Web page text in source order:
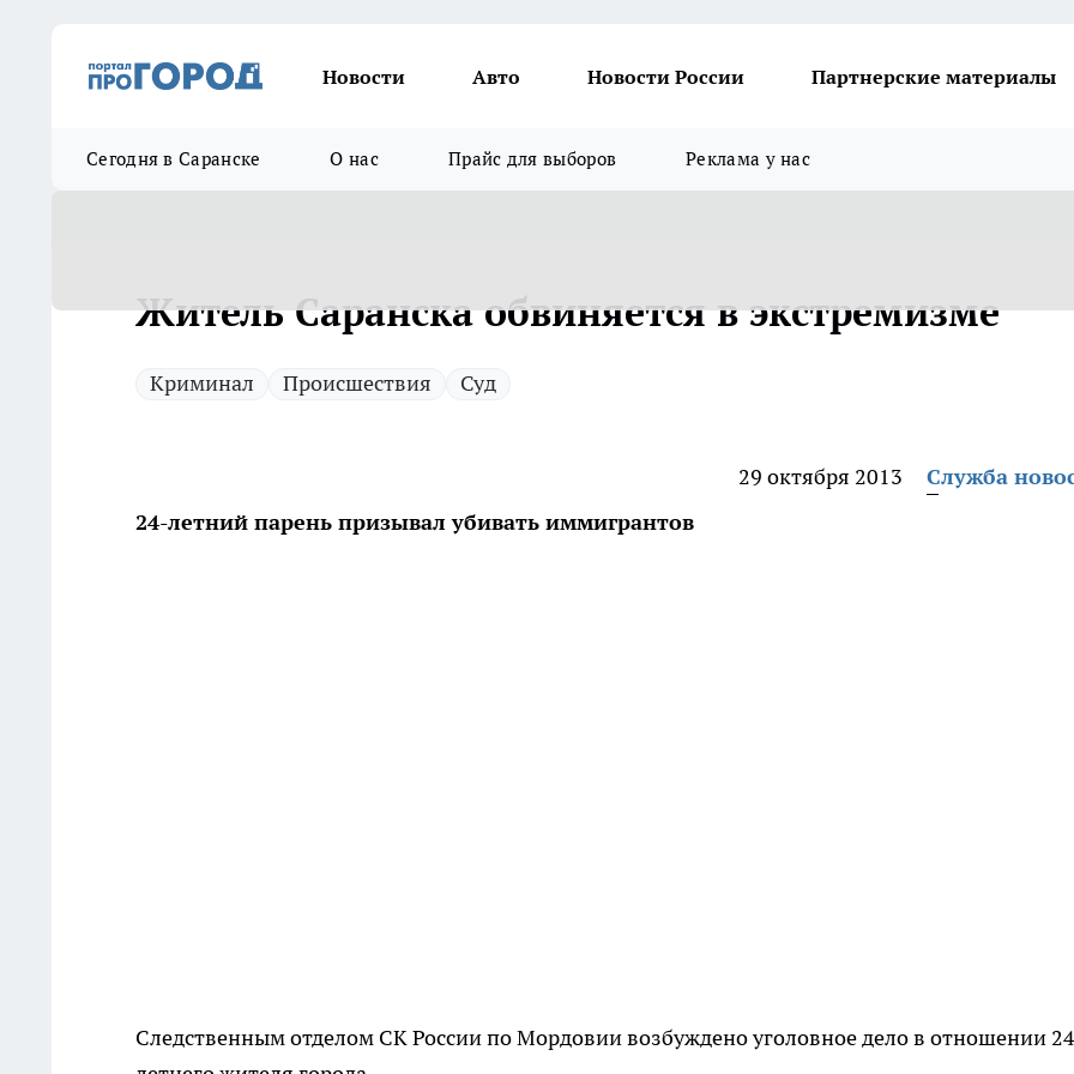
Новости Авто Новости России Партнерские материалы
Сегодня в Саранске О нас Прайс для выборов Реклама у нас
Житель Саранска обвиняется в экстремизме
Криминал Происшествия Суд
29 октября 2013
Служба
24-летний парень призывал убивать иммигрантов
Следственным отделом СК России по Мордовии возбуждено уголовное дело в отношении